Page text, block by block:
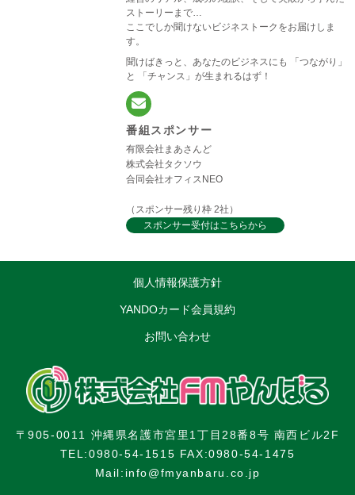
ストーリーまで…
ここでしか聞けないビジネストークをお届けしま
す。
聞けばきっと、あなたのビジネスにも 「つながり」
と 「チャンス」が生まれるはず！
番組スポンサー
有限会社まあさんど
株式会社タクソウ
合同会社オフィスNEO
（スポンサー残り枠 2社）
スポンサー受付はこちらから
個人情報保護方針
YANDOカード会員規約
お問い合わせ
〒905-0011 沖縄県名護市宮里1丁目28番8号 南西ビル2F
TEL:0980-54-1515 FAX:0980-54-1475
Mail:info@fmyanbaru.co.jp